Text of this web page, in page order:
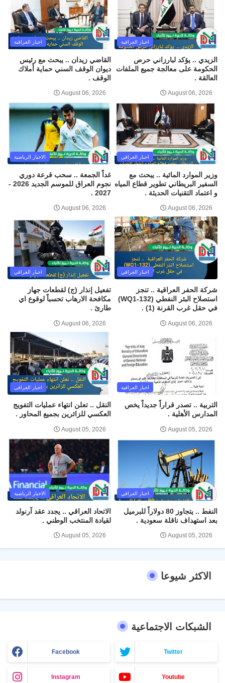
اخبار العراقية
الزيدي .. يؤكد لبارزاني حرص
الحكومة على معالجة جميع الملفات
العالقة .
August 06, 2026
اخبار العراقية
القاضي زيدان .. يبحث مع رئيس
ديوان الوقف السني حماية أملاك
الوقف .
August 06, 2026
اخبار العراقي
وزير الموارد المائية .. يبحث مع
السفير البريطاني تطوير قطاع المياه
و اعتماد التقنيات الحديثة .
August 06, 2026
الاخبار الرياضية
غداً الجمعة .. سحب قرعة دوري
نجوم العراق للموسم الجديد 2026 -
2027 .
August 06, 2026
اخبار العراقي
شركة الحفر العراقية .. تنجز
استصلاح البئر النفطي (WQ1-132)
في حقل غرب القرنة (1) .
August 06, 2026
اخبار العراقي
تفعيل إنذار (ج) لقطعات جهاز
مكافحة الارهاب تحسباً لوقوع اي
طارئ .
August 06, 2026
اخبار العراقية
التربية .. تصدر قراراً جديداً يخص
المدارس الأهلية .
August 05, 2026
اخبار العراقي
النقل .. تعلن انتهاء عمليات التفويج
العكسي للزائرين بجميع المحاور .
August 05, 2026
اخبار العراقي
النفط .. يتجاوز 80 دولاراً للبرميل
بعد استهداف ناقلة سعودية .
August 05, 2026
الاخبار الرياضية
الاتحاد العراقي .. يجدد عقد آرنولد
لقيادة المنتخب الوطني .
August 05, 2026
الاكثر شيوعا
الشبكات الاجتماعية
Facebook Twitter
Instagram Youtube